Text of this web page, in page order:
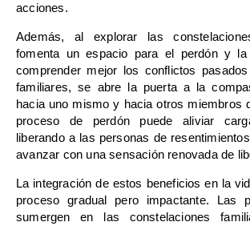
acciones.
Además, al explorar las
fomenta un espacio para el perdón y la
comprender mejor los conflictos
familiares, se abre la puerta a la
hacia uno mismo y hacia otros miembros
proceso de perdón puede aliviar
liberando a las personas de
avanzar con una sensación renovada de
La integración de estos beneficios en la
proceso gradual pero impactante. Las
sumergen en las constelaciones